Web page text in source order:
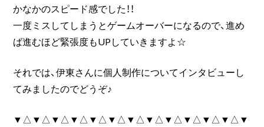
かなかのスピード感でした！！
一度ミスしてしまうとゲームオーバーになるので、進め
ば進むほど緊張度もUPしていきますよ☆
それでは、伊東さんに個人制作についてインタビューし
てみましたのでどうぞ♪
▼△▼△▼△▼△▼△▼△▼△▼△▼△▼△▼△▼△▼